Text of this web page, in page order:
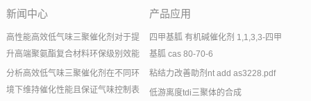
新闻中心
高性能高效低气味三聚催化剂对于提
升高端聚氨酯复合材料环保级别效能
分析高效低气味三聚催化剂在不同环
境下维持催化性能且保证气味控制表
产品应用
四甲基胍 有机碱催化剂 1,1,3,3-四甲
基胍 cas 80-70-6
粘结力改善助剂nt add as3228.pdf
低游离度tdi三聚体的合成